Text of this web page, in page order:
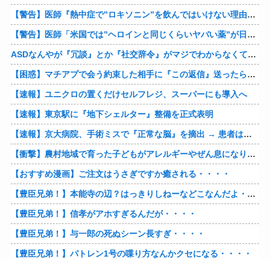
【警告】医師『熱中症で”ロキソニン”を飲んではいけない理由がこれ』
【警告】医師「米国では”ヘロインと同じくらいヤバい薬”が日本では平気で処方されてる」
ASDなんやが『冗談』とか『社交辞令』がマジでわからなくて怖い
【困惑】マチアプで会う約束した相手に『この返信』送ったらブロックされたんやが…
【速報】ユニクロの置くだけセルフレジ、スーパーにも導入へ
【速報】東京駅に『地下シェルター』整備を正式表明
【速報】京大病院、手術ミスで『正常な脳』を摘出 → 患者は自発呼吸不可能な植物状態に
【衝撃】農村地域で育った子どもがアレルギーやぜん息になりにくい『農場効果』を引き起こす細菌が判明
【おすすめ漫画】ご注文はうさぎですか癒される・・・・
【豊臣兄弟！】本能寺の辺？はっきりしねーなどこなんだよ・・・・
【豊臣兄弟！】信孝がアホすぎるんだが・・・・
【豊臣兄弟！】与一郎の死ぬシーン長すぎ・・・・
【豊臣兄弟！】パトレン1号の喋り方なんかクセになる・・・・